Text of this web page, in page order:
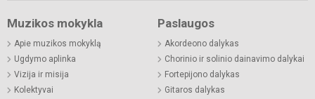
Muzikos mokykla
Apie muzikos mokyklą
Ugdymo aplinka
Vizija ir misija
Kolektyvai
Paslaugos
Akordeono dalykas
Chorinio ir solinio dainavimo dalykai
Fortepijono dalykas
Gitaros dalykas